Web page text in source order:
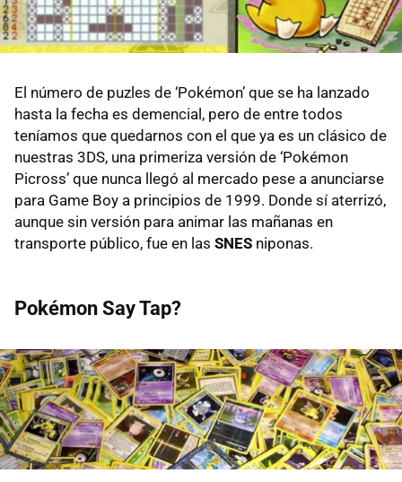
El número de puzles de ‘Pokémon’ que se ha lanzado
hasta la fecha es demencial, pero de entre todos
teníamos que quedarnos con el que ya es un clásico de
nuestras 3DS, una primeriza versión de ‘Pokémon
Picross’ que nunca llegó al mercado pese a anunciarse
para Game Boy a principios de 1999. Donde sí aterrizó,
aunque sin versión para animar las mañanas en
transporte público, fue en las SNES niponas.
Pokémon Say Tap?